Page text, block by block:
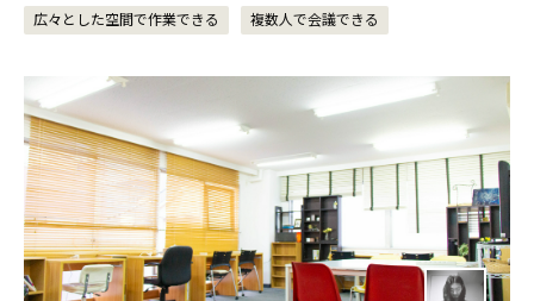
広々とした空間で作業できる 複数人で会議できる